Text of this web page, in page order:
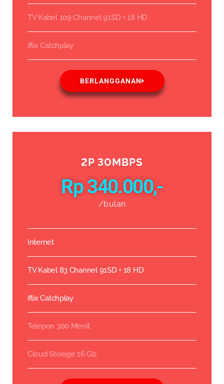
TV Kabel 109 Channel 91SD + 18 HD
iflix Catchplay
BERLANGGANAN
2P 30MBPS
Rp 340.000,-
/bulan
Internet
TV Kabel 83 Channel 91SD + 18 HD
iflix Catchplay
Telepon 300 Menit
Cloud Storage 16 Gb